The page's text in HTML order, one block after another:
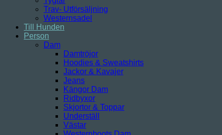
Trav- Utförsäljning
Westernsadel
Till Hunden
Person
Dam
Damtröjor
Hoodies & Sweatshirts
Jackor & Kavajer
Jeans
Kängor Dam
Ridbyxor
Skjortor & Toppar
Underställ
Västar